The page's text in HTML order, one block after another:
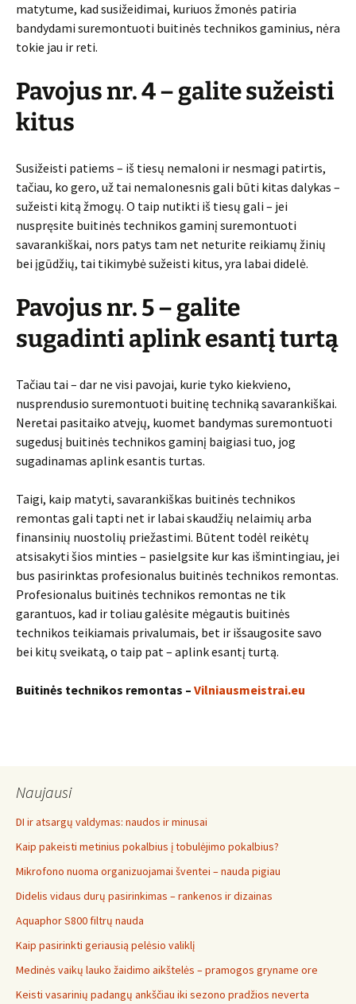
matytume, kad susižeidimai, kuriuos žmonės patiria
bandydami suremontuoti buitinės technikos gaminius, nėra
tokie jau ir reti.
Pavojus nr. 4 – galite sužeisti
kitus
Susižeisti patiems – iš tiesų nemaloni ir nesmagi patirtis,
tačiau, ko gero, už tai nemalonesnis gali būti kitas dalykas –
sužeisti kitą žmogų. O taip nutikti iš tiesų gali – jei
nuspręsite buitinės technikos gaminį suremontuoti
savarankiškai, nors patys tam net neturite reikiamų žinių
bei įgūdžių, tai tikimybė sužeisti kitus, yra labai didelė.
Pavojus nr. 5 – galite
sugadinti aplink esantį turtą
Tačiau tai – dar ne visi pavojai, kurie tyko kiekvieno,
nusprendusio suremontuoti buitinę techniką savarankiškai.
Neretai pasitaiko atvejų, kuomet bandymas suremontuoti
sugedusį buitinės technikos gaminį baigiasi tuo, jog
sugadinamas aplink esantis turtas.
Taigi, kaip matyti, savarankiškas buitinės technikos
remontas gali tapti net ir labai skaudžių nelaimių arba
finansinių nuostolių priežastimi. Būtent todėl reikėtų
atsisakyti šios minties – pasielgsite kur kas išmintingiau, jei
bus pasirinktas profesionalus buitinės technikos remontas.
Profesionalus buitinės technikos remontas ne tik
garantuos, kad ir toliau galėsite mėgautis buitinės
technikos teikiamais privalumais, bet ir išsaugosite savo
bei kitų sveikatą, o taip pat – aplink esantį turtą.
Buitinės technikos remontas – Vilniausmeistrai.eu
Naujausi
DI ir atsargų valdymas: naudos ir minusai
Kaip pakeisti metinius pokalbius į tobulėjimo pokalbius?
Mikrofono nuoma organizuojamai šventei – nauda pigiau
Didelis vidaus durų pasirinkimas – rankenos ir dizainas
Aquaphor S800 filtrų nauda
Kaip pasirinkti geriausią pelėsio valiklį
Medinės vaikų lauko žaidimo aikštelės – pramogos gryname ore
Keisti vasarinių padangų ankščiau iki sezono pradžios neverta